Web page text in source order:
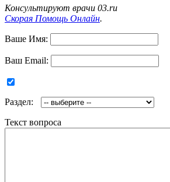
Консультируют врачи 03.ru
Скорая Помощь Онлайн.
Ваше Имя:
Ваш Email:
Раздел:
Текст вопроса